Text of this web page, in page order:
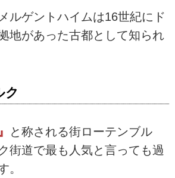
ルゲントハイムは16世紀にド
地があった古都として知られ
ク
と称される街ローテンブル
街道で最も人気と言っても過
。